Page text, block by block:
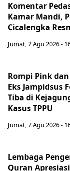
Komentar
Kamar Mandi,
Cicalengka
Jumat, 7 Agu 2026 -
Rompi Pink
Eks Jampidsus
Tiba di
Kasus TPPU
Jumat, 7 Agu 2026 -
Lembaga
Quran